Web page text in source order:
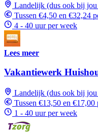
Landelijk (dus ook bij
Tussen €4,50 en €32,24
4 - 40 uur per week
Lees meer
Vakantiewerk
Landelijk (dus ook bij
Tussen €13,50 en €17,00
1 - 40 uur per week